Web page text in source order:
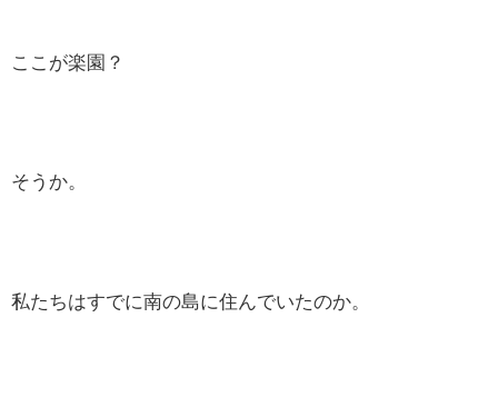
ここが楽園？
そうか。
私たちはすでに南の島に住んでいたのか。